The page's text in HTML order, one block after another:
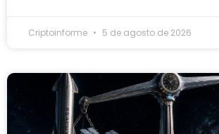
Criptoinforme 5 de agosto de 2026